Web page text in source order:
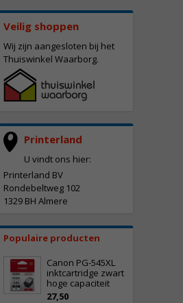
Veilig shoppen
Wij zijn aangesloten bij het
Thuiswinkel Waarborg.
Printerland
U vindt ons hier:
Printerland BV
Rondebeltweg 102
1329 BH Almere
Populaire producten
Canon PG-545XL
inktcartridge zwart
hoge capaciteit
27,50